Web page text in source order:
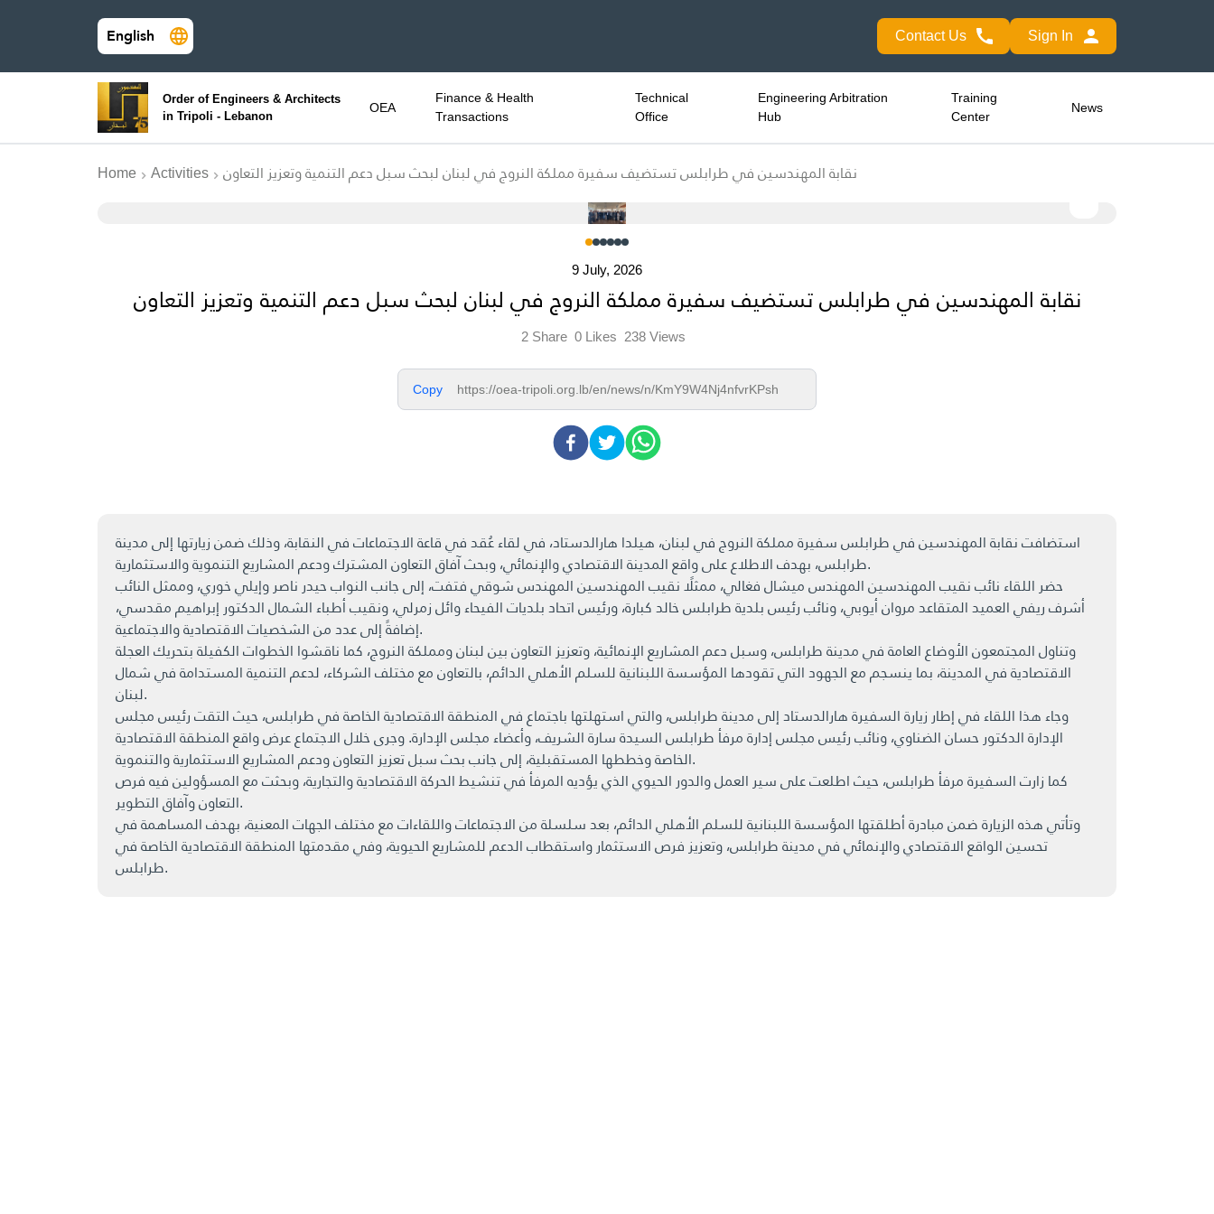
English Contact Us Sign In
Order of Engineers & Architects
in Tripoli - Lebanon
OEA
Finance & Health
Transactions
Technical
Office
Engineering Arbitration
Hub
Training
Center
News
Home Activities نقابة المهندسين في طرابلس تستضيف سفيرة مملكة النروج في لبنان لبحث سبل دعم التنمية وتعزيز التعاون
9 July, 2026
نقابة المهندسين في طرابلس تستضيف سفيرة مملكة النروج في لبنان لبحث سبل دعم التنمية وتعزيز التعاون
2 Share 0 Likes 238 Views
Copy https://oea-tripoli.org.lb/en/news/n/KmY9W4Nj4nfvrKPsh
استضافت نقابة المهندسين في طرابلس سفيرة مملكة النروج في لبنان، هيلدا هارالدستاد، في لقاء عُقد في قاعة الاجتماعات في النقابة، وذلك ضمن زيارتها إلى مدينة
طرابلس، بهدف الاطلاع على واقع المدينة الاقتصادي والإنمائي، وبحث آفاق التعاون المشترك ودعم المشاريع التنموية والاستثمارية.
حضر اللقاء نائب نقيب المهندسين المهندس ميشال فغالي، ممثلًا نقيب المهندسين المهندس شوقي فتفت، إلى جانب النواب حيدر ناصر وإيلي خوري، وممثل النائب
أشرف ريفي العميد المتقاعد مروان أيوبي، ونائب رئيس بلدية طرابلس خالد كبارة، ورئيس اتحاد بلديات الفيحاء وائل زمرلي، ونقيب أطباء الشمال الدكتور إبراهيم مقدسي،
إضافةً إلى عدد من الشخصيات الاقتصادية والاجتماعية.
وتناول المجتمعون الأوضاع العامة في مدينة طرابلس، وسبل دعم المشاريع الإنمائية، وتعزيز التعاون بين لبنان ومملكة النروج، كما ناقشوا الخطوات الكفيلة بتحريك العجلة
الاقتصادية في المدينة، بما ينسجم مع الجهود التي تقودها المؤسسة اللبنانية للسلم الأهلي الدائم، بالتعاون مع مختلف الشركاء، لدعم التنمية المستدامة في شمال
لبنان.
وجاء هذا اللقاء في إطار زيارة السفيرة هارالدستاد إلى مدينة طرابلس، والتي استهلتها باجتماع في المنطقة الاقتصادية الخاصة في طرابلس، حيث التقت رئيس مجلس
الإدارة الدكتور حسان الضناوي، ونائب رئيس مجلس إدارة مرفأ طرابلس السيدة سارة الشريف، وأعضاء مجلس الإدارة. وجرى خلال الاجتماع عرض واقع المنطقة الاقتصادية
الخاصة وخططها المستقبلية، إلى جانب بحث سبل تعزيز التعاون ودعم المشاريع الاستثمارية والتنموية.
كما زارت السفيرة مرفأ طرابلس، حيث اطلعت على سير العمل والدور الحيوي الذي يؤديه المرفأ في تنشيط الحركة الاقتصادية والتجارية، وبحثت مع المسؤولين فيه فرص
التعاون وآفاق التطوير.
وتأتي هذه الزيارة ضمن مبادرة أطلقتها المؤسسة اللبنانية للسلم الأهلي الدائم، بعد سلسلة من الاجتماعات واللقاءات مع مختلف الجهات المعنية، بهدف المساهمة في
تحسين الواقع الاقتصادي والإنمائي في مدينة طرابلس، وتعزيز فرص الاستثمار واستقطاب الدعم للمشاريع الحيوية، وفي مقدمتها المنطقة الاقتصادية الخاصة في
طرابلس.